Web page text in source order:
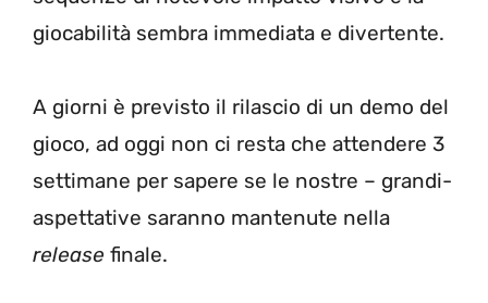
giocabilità sembra immediata e divertente.
A giorni è previsto il rilascio di un demo del
gioco, ad oggi non ci resta che attendere 3
settimane per sapere se le nostre – grandi-
aspettative saranno mantenute nella
release finale.